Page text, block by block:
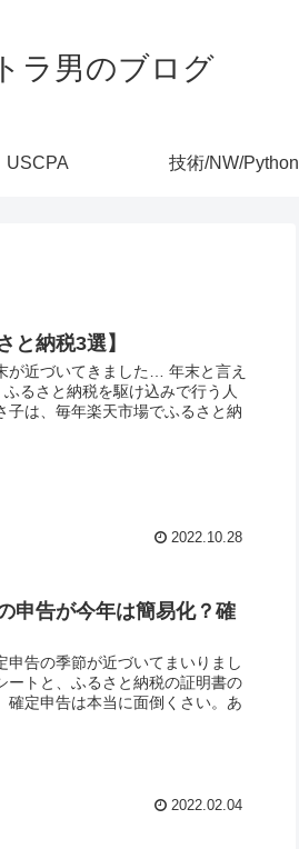
ラ男のブログ
USCPA 技術/NW/Python
と納税3選】
が近づいてきました… 年末と言え
るさと納税を駆け込みで行う人
子は、毎年楽天市場でふるさと納
2022.10.28
申告が今年は簡易化？確
告の季節が近づいてまいりまし
ートと、ふるさと納税の証明書の
確定申告は本当に面倒くさい。あ
2022.02.04